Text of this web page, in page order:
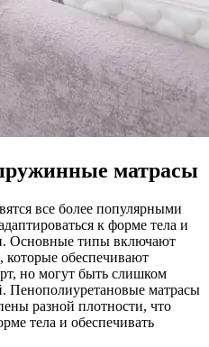
матрасы
все более популярными
к форме тела и
Основные типы включают
которые обеспечивают
но могут быть слишком
Пенополиуретановые матрасы
разной плотности, что
тела и обеспечивать